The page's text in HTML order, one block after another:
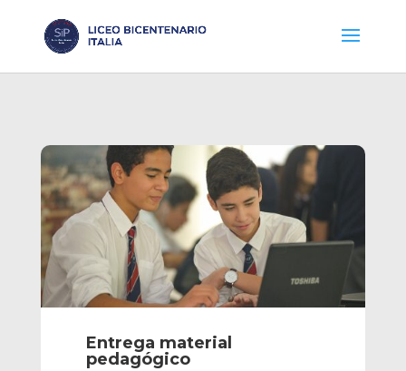
Entrega material
pedagógico